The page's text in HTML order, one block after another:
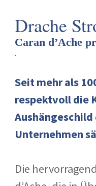
Drache
Caran d’Ache
Seit mehr als
respektvoll die
Unternehmen
Die